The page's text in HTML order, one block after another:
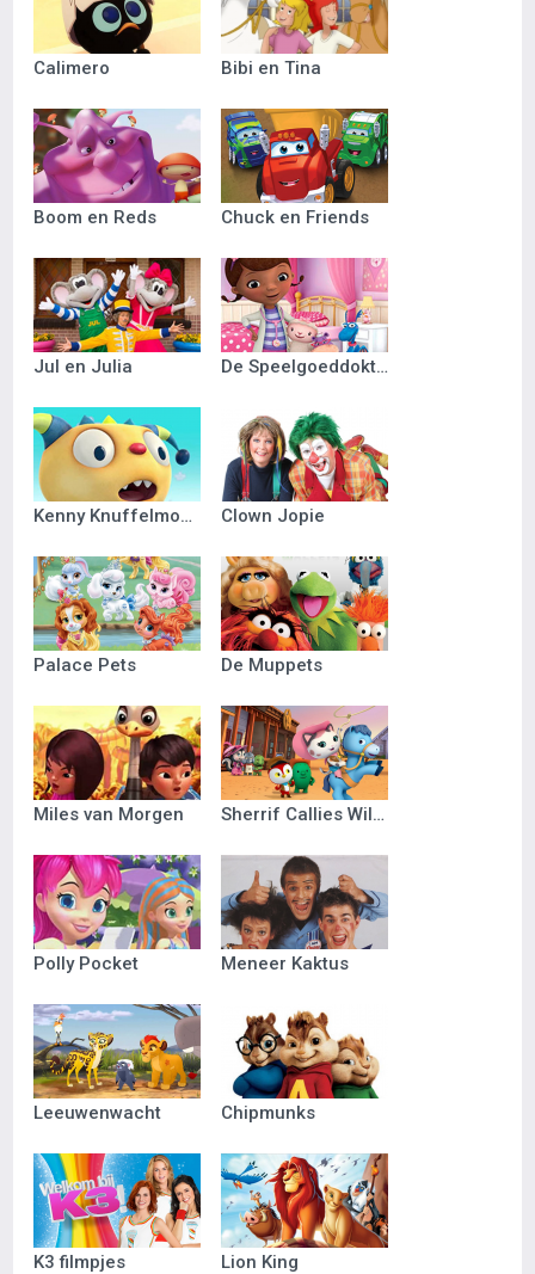
Calimero Bibi en Tina
Boom en Reds Chuck en Friends
Jul en Julia De Speelgoeddokter
Kenny Knuffelmonster Clown Jopie
Palace Pets De Muppets
Miles van Morgen Sherrif Callies Wilde Westen
Polly Pocket Meneer Kaktus
Leeuwenwacht Chipmunks
K3 filmpjes Lion King